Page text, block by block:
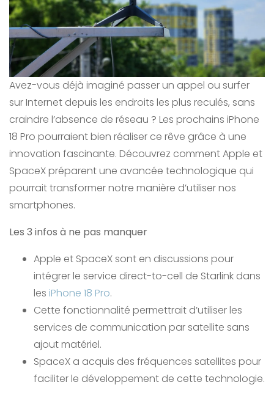
Avez-vous déjà imaginé passer un appel ou surfer
sur Internet depuis les endroits les plus reculés, sans
craindre l’absence de réseau ? Les prochains iPhone
18 Pro pourraient bien réaliser ce rêve grâce à une
innovation fascinante. Découvrez comment Apple et
SpaceX préparent une avancée technologique qui
pourrait transformer notre manière d’utiliser nos
smartphones.
Les 3 infos à ne pas manquer
Apple et SpaceX sont en discussions pour
intégrer le service direct-to-cell de Starlink dans
les iPhone 18 Pro.
Cette fonctionnalité permettrait d’utiliser les
services de communication par satellite sans
ajout matériel.
SpaceX a acquis des fréquences satellites pour
faciliter le développement de cette technologie.